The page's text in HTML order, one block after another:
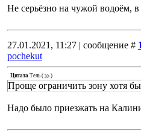
Не серьёзно на чужой водоём, в
27.01.2021, 11:27 | сообщение #
pochekut
Цитата Тель ( )
Проще ограничить зону хотя
Надо было приезжать на